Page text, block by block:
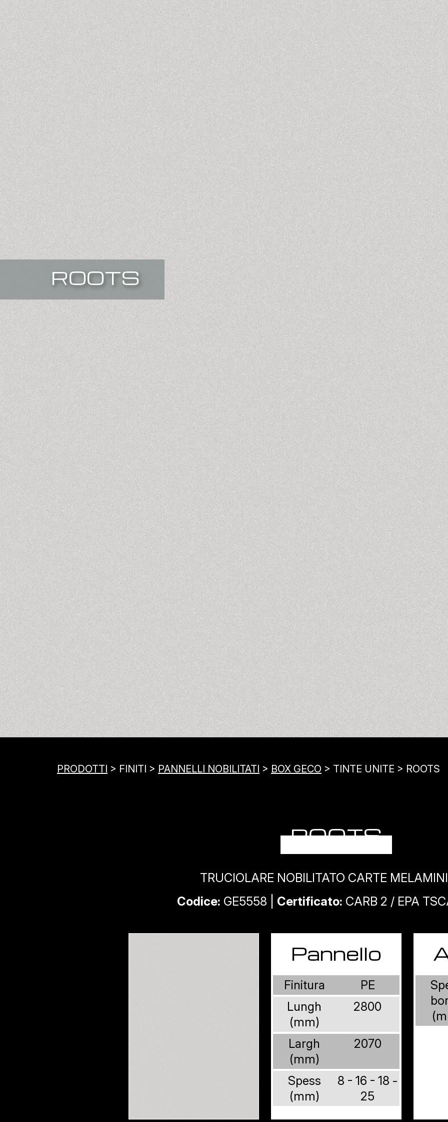
ROOTS
PRODOTTI > FINITI > PANNELLI NOBILITATI > BOX GECO > TINTE UNITE > ROOTS
ROOTS
TRUCIOLARE NOBILITATO CARTE
Codice: GE5558 | Certificato: CARB 2 / EPA
Pannello
Finitura
PE
Lungh
(mm)
2800
Largh
(mm)
2070
Spess
(mm)
8 - 16 - 18 -
25